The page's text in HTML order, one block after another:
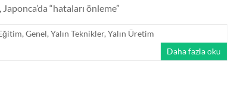
“hataları önleme”
, Genel, Yalın Teknikler, Yalın Üretim
Daha fazla oku